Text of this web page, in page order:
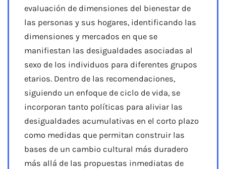
evaluación de dimensiones del bienestar de
las personas y sus hogares, identificando las
dimensiones y mercados en que se
manifiestan las desigualdades asociadas al
sexo de los individuos para diferentes grupos
etarios. Dentro de las recomendaciones,
siguiendo un enfoque de ciclo de vida, se
incorporan tanto políticas para aliviar las
desigualdades acumulativas en el corto plazo
como medidas que permitan construir las
bases de un cambio cultural más duradero
más allá de las propuestas inmediatas de